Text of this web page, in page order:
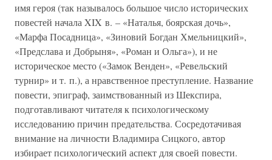
имя героя (так называлось большое число исторических
повестей начала XIX в. – «Наталья, боярская дочь»,
«Марфа Посадница», «Зиновий Богдан Хмельницкий»,
«Предслава и Добрыня», «Роман и Ольга»), и не
историческое место («Замок Венден», «Ревельский
турнир» и т. п.), а нравственное преступление. Название
повести, эпиграф, заимствованный из Шекспира,
подготавливают читателя к психологическому
исследованию причин предательства. Сосредотачивая
внимание на личности Владимира Сицкого, автор
избирает психологический аспект для своей повести.